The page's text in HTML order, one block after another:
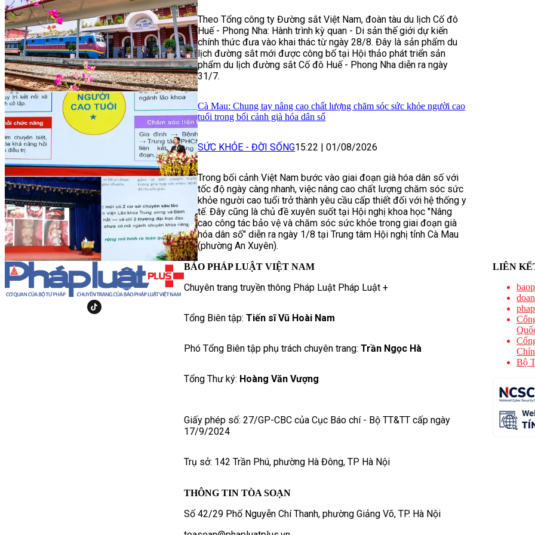
Theo Tổng công ty Đường sắt Việt Nam, đoàn tàu du lịch Cố đô
Huế - Phong Nha: Hành trình kỳ quan - Di sản thế giới dự kiến
chính thức đưa vào khai thác từ ngày 28/8. Đây là sản phẩm du
lịch đường sắt mới được công bố tại Hội thảo phát triển sản
phẩm du lịch đường sắt Cố đô Huế - Phong Nha diễn ra ngày
31/7.
Cà Mau: Chung tay nâng cao chất lượng chăm sóc sức khỏe người cao
tuổi trong bối cảnh già hóa dân số
SỨC KHỎE - ĐỜI SỐNG15:22 | 01/08/2026
Trong bối cảnh Việt Nam bước vào giai đoạn già hóa dân số với
tốc độ ngày càng nhanh, việc nâng cao chất lượng chăm sóc sức
khỏe người cao tuổi trở thành yêu cầu cấp thiết đối với hệ thống y
tế. Đây cũng là chủ đề xuyên suốt tại Hội nghị khoa học "Nâng
cao công tác bảo vệ và chăm sóc sức khỏe trong giai đoạn già
hóa dân số" diễn ra ngày 1/8 tại Trung tâm Hội nghị tỉnh Cà Mau
(phường An Xuyên).
BÁO PHÁP LUẬT VIỆT NAM
Chuyên trang truyền thông Pháp Luật Pháp Luật +
Tổng Biên tập: Tiến sĩ Vũ Hoài Nam
Phó Tổng Biên tập phụ trách chuyên trang: Trần Ngọc Hà
Tổng Thư ký: Hoàng Văn Vượng
Giấy phép số: 27/GP-CBC của Cục Báo chí - Bộ TT&TT cấp ngày
17/9/2024
Trụ sở: 142 Trần Phú, phường Hà Đông, TP Hà Nội
THÔNG TIN TÒA SOẠN
Số 42/29 Phố Nguyễn Chí Thanh, phường Giảng Võ, TP. Hà Nội
LIÊN
Bộ